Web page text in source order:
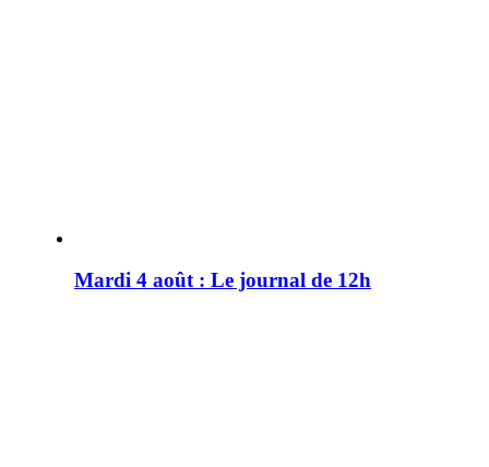
Mardi 4 août : Le journal de 12h